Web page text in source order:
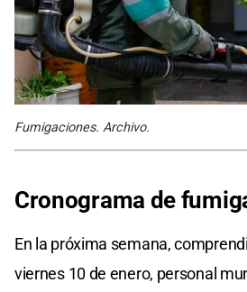
Fumigaciones. Archivo.
Cronograma de
En la próxima semana,
viernes 10 de enero, personal